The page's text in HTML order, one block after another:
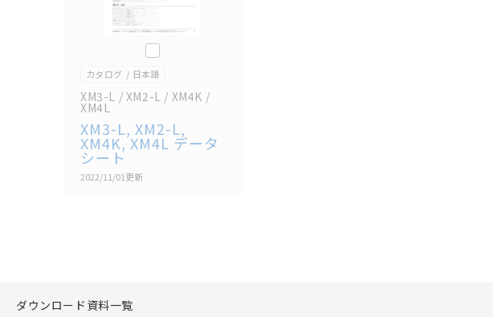
このカタログを選択
カタログ 日本語
XM3-L / XM2-L / XM4K /
XM4L
XM3-L, XM2-L,
XM4K, XM4L データ
シート
2022/11/01更新
ダウンロード資料一覧